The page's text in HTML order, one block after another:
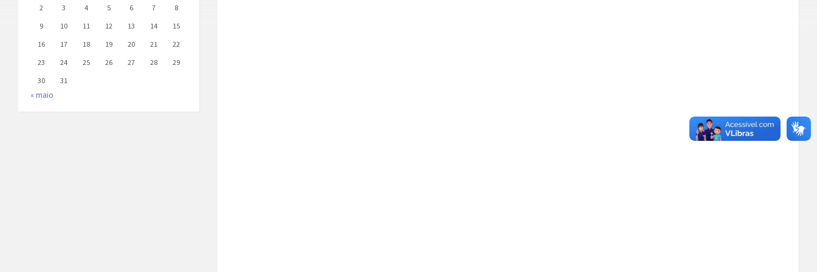
2
3 4 5 6 7
8
9
10 11 12 13 14
15
16
17 18 19 20 21
22
23
24 25 26 27 28
29
30
31
« maio